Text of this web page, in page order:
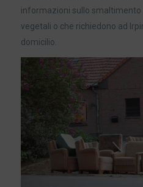
informazioni sullo
vegetali o che richiedono ad
domicilio.